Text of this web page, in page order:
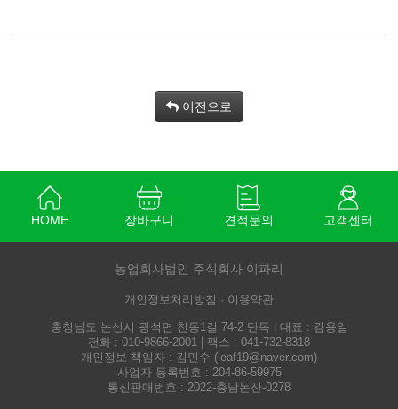
이전으로
HOME 장바구니 견적문의 고객센터
농업회사법인 주식회사 이파리
개인정보처리방침 · 이용약관
충청남도 논산시 광석면 천동1길 74-2 단독 | 대표 : 김용일
전화 : 010-9866-2001 | 팩스 : 041-732-8318
개인정보 책임자 : 김민수 ( leaf19@naver.com)
사업자 등록번호 : 204-86-59975
통신판매번호 : 2022-충남논산-0278